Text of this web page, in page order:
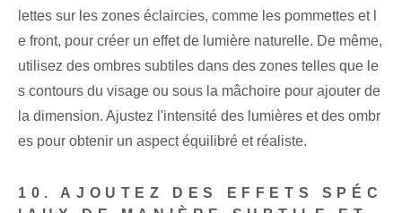
lettes sur les zones éclaircies, comme les pommettes et l
e front, pour créer un effet de lumière naturelle. De même,
utilisez des ombres subtiles dans des zones telles que le
s contours du visage ou sous la mâchoire pour ajouter de
la dimension. Ajustez l'intensité des lumières et des ombr
es pour obtenir un aspect équilibré et réaliste.
10. AJOUTEZ DES EFFETS SPÉC